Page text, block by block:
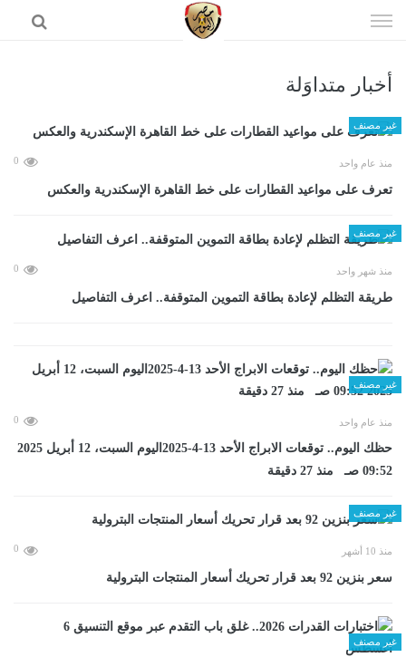
الى
أخبار متداوَلة
غير مصنف
منذ عام واحد 0
تعرف على مواعيد القطارات على خط القاهرة الإسكندرية والعكس
غير مصنف
منذ شهر واحد 0
طريقة التظلم لإعادة بطاقة التموين المتوقفة.. اعرف التفاصيل
غير مصنف
منذ عام واحد 0
حظك اليوم.. توقعات الابراج الأحد 13-4-2025اليوم السبت، 12 أبريل 2025
09:52 صـ منذ 27 دقيقة
غير مصنف
منذ 10 أشهر 0
سعر بنزين 92 بعد قرار تحريك أسعار المنتجات البترولية
غير مصنف